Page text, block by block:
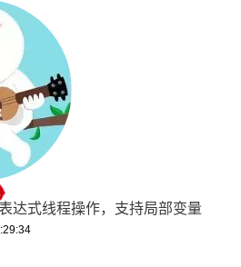
达式线程操作，支持局部变量